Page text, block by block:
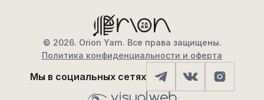
© 2026. Orion Yarn. Все права защищены.
Политика конфиденциальности и оферта
Мы в социальных сетях